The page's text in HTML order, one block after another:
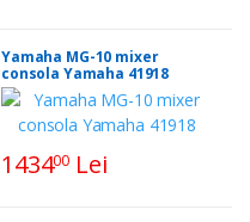
Yamaha MG-10 mixer
consola Yamaha 41918
143400 Lei